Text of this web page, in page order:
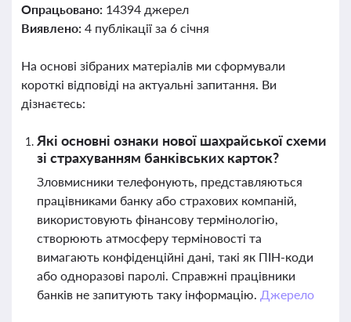
Опрацьовано: 14394 джерел
Виявлено: 4 публікації за 6 січня
На основі зібраних матеріалів ми сформували
короткі відповіді на актуальні запитання. Ви
дізнаєтесь:
Які основні ознаки нової шахрайської схеми
зі страхуванням банківських карток?
Зловмисники телефонують, представляються
працівниками банку або страхових компаній,
використовують фінансову термінологію,
створюють атмосферу терміновості та
вимагають конфіденційні дані, такі як ПІН-коди
або одноразові паролі. Справжні працівники
банків не запитують таку інформацію. Джерело